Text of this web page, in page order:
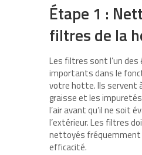
Étape 1 :
filtres de la
Les filtres sont l’un
importants dans le
votre hotte. Ils servent
graisse et les
l’air avant qu’il ne soit
l’extérieur. Les filtres
nettoyés fréquemment
efficacité.